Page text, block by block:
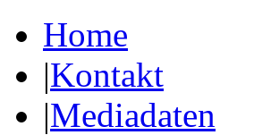
Home
|Kontakt
|Mediadaten